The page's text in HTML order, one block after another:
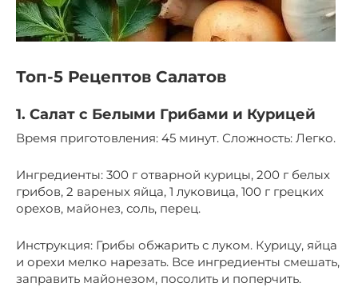
Топ-5 Рецептов Салатов
1. Салат с Белыми Грибами и Курицей
Время приготовления: 45 минут. Сложность: Легко.
Ингредиенты: 300 г отварной курицы, 200 г белых
грибов, 2 вареных яйца, 1 луковица, 100 г грецких
орехов, майонез, соль, перец.
Инструкция: Грибы обжарить с луком. Курицу, яйца
и орехи мелко нарезать. Все ингредиенты смешать,
заправить майонезом, посолить и поперчить.